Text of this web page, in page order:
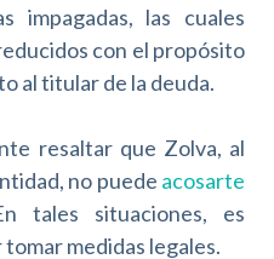
impagadas, las cuales
con el propósito
al titular de la deuda.
resaltar que Zolva, al
no puede acosarte
tales situaciones, es
medidas legales.